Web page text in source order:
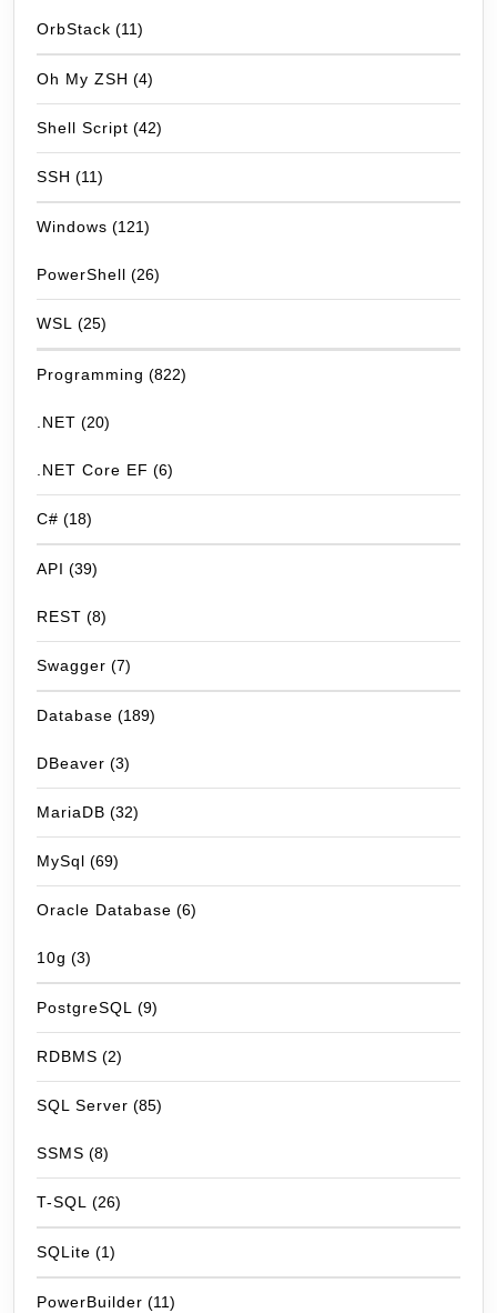
OrbStack (11)
Oh My ZSH (4)
Shell Script (42)
SSH (11)
Windows (121)
PowerShell (26)
WSL (25)
Programming (822)
.NET (20)
.NET Core EF (6)
C# (18)
API (39)
REST (8)
Swagger (7)
Database (189)
DBeaver (3)
MariaDB (32)
MySql (69)
Oracle Database (6)
10g (3)
PostgreSQL (9)
RDBMS (2)
SQL Server (85)
SSMS (8)
T-SQL (26)
SQLite (1)
PowerBuilder (11)